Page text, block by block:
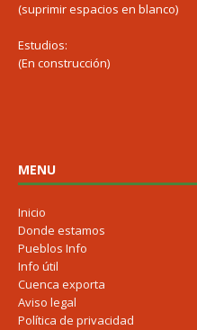
(suprimir espacios en blanco)
Estudios:
(En construcción)
MENU
Inicio
Donde estamos
Pueblos Info
Info útil
Cuenca exporta
Aviso legal
Política de privacidad